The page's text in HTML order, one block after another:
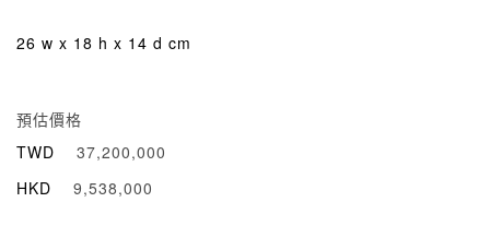
26 w x 18 h x 14 d cm
預估價格
TWD
37,200,000
HKD
9,538,000